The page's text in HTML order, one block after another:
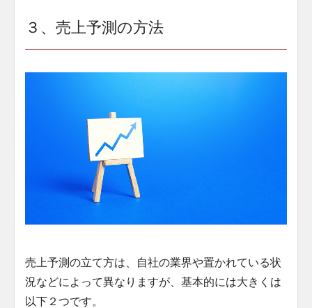
３、売上予測の方法
売上予測の立て方は、自社の業界や置かれている状
況などによって異なりますが、基本的には大きくは
以下２つです。